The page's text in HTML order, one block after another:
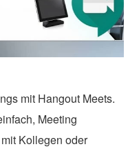
mit Hangout Meets.
Meeting
Kollegen oder